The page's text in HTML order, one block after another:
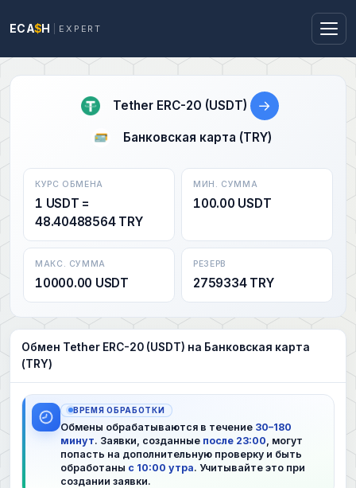
ECA$H EXPERT
Tether ERC-20 (USDT) →
Банковская карта (TRY)
КУРС ОБМЕНА
1 USDT =
48.40488564 TRY
МИН. СУММА
100.00 USDT
МАКС. СУММА
10000.00 USDT
РЕЗЕРВ
2759334 TRY
Обмен Tether ERC-20 (USDT) на Банковская карта
(TRY)
ВРЕМЯ ОБРАБОТКИ
Обмены обрабатываются в течение 30–180
минут. Заявки, созданные после 23:00 , могут
попасть на дополнительную проверку и быть
обработаны с 10:00 утра. Учитывайте это при
создании заявки.